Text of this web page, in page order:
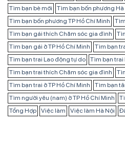
Tìm bạn bè mới
Tìm bạn bốn phương Hà
Tìm bạn bốn phương TP Hồ Chí Minh
Tìm bạn gái thích Chăm sóc gia đình
Tìm bạn gái ở TP Hồ Chí Minh
Tìm bạn
Tìm bạn trai Lao động tự do
Tìm bạn trai
Tìm bạn trai thích Chăm sóc gia đình
Tìm bạn trai ở TP Hồ Chí Minh
Tìm bạn
Tìm người yêu (nam) ở TP Hồ Chí Minh
Tổng Hợp
Việc làm Việc làm Hà Nội